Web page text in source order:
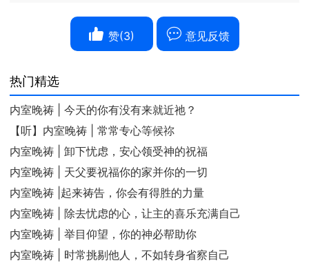
赞(3) 意见反馈
热门精选
内室晚祷 | 今天的你有没有来就近祂？
【听】内室晚祷 | 常常专心等候祢
内室晚祷 | 卸下忧虑，安心领受神的祝福
内室晚祷 | 天父要祝福你的家并你的一切
内室晚祷 |起来祷告，你会有得胜的力量
内室晚祷 | 除去忧虑的心，让主的喜乐充满自己
内室晚祷 | 举目仰望，你的神必帮助你
内室晚祷 | 时常挑剔他人，不如转身省察自己